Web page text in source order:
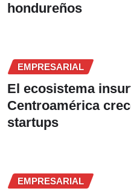
hondureños
EMPRESARIAL
El ecosistema
Centroamérica
startups
EMPRESARIAL